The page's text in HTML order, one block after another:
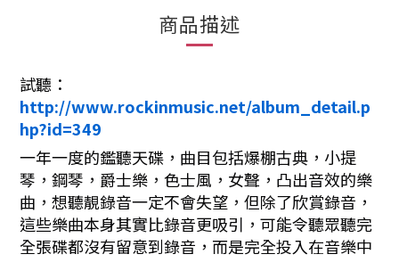
商品描述
試聽：
http://www.rockinmusic.net/album_detail.p
hp?id=349
一年一度的鑑聽天碟，曲目包括爆棚古典，小提
琴，鋼琴，爵士樂，色士風，女聲，凸出音效的樂
曲，想聽靚錄音一定不會失望，但除了欣賞錄音，
這些樂曲本身其實比錄音更吸引，可能令聽眾聽完
全張碟都沒有留意到錄音，而是完全投入在音樂中